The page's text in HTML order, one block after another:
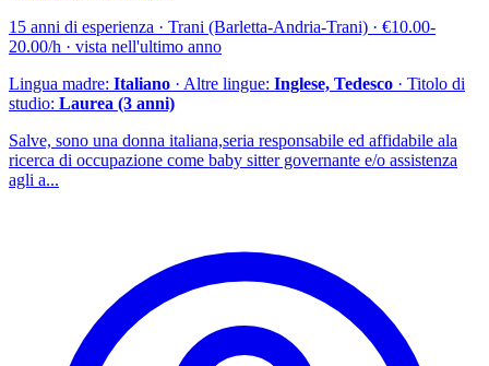
15 anni di esperienza · Trani (Barletta-Andria-Trani) · €10.00-
20.00/h · vista nell'ultimo anno
Lingua madre: Italiano · Altre lingue: Inglese, Tedesco · Titolo di
studio: Laurea (3 anni)
Salve, sono una donna italiana,seria responsabile ed affidabile ala
ricerca di occupazione come baby sitter governante e/o assistenza
agli a...